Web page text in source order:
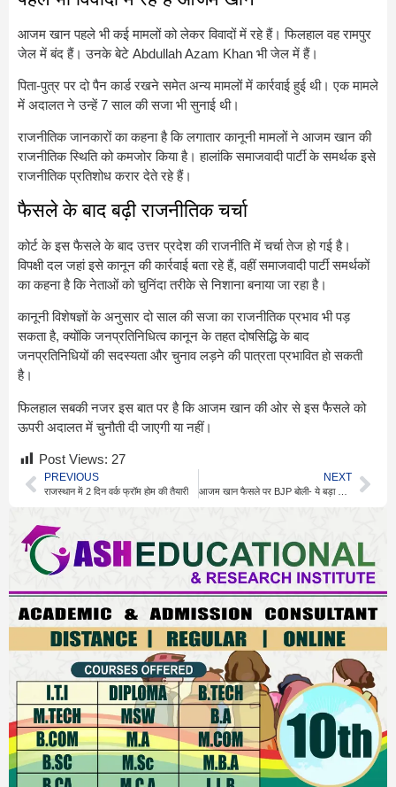
आजम खान पहले भी कई मामलों को लेकर विवादों में रहे हैं। फिलहाल वह रामपुर
जेल में बंद हैं। उनके बेटे Abdullah Azam Khan भी जेल में हैं।
पिता-पुत्र पर दो पैन कार्ड रखने समेत अन्य मामलों में कार्रवाई हुई थी। एक मामले
में अदालत ने उन्हें 7 साल की सजा भी सुनाई थी।
राजनीतिक जानकारों का कहना है कि लगातार कानूनी मामलों ने आजम खान की
राजनीतिक स्थिति को कमजोर किया है। हालांकि समाजवादी पार्टी के समर्थक इसे
राजनीतिक प्रतिशोध करार देते रहे हैं।
फैसले के बाद बढ़ी राजनीतिक चर्चा
कोर्ट के इस फैसले के बाद उत्तर प्रदेश की राजनीति में चर्चा तेज हो गई है।
विपक्षी दल जहां इसे कानून की कार्रवाई बता रहे हैं, वहीं समाजवादी पार्टी समर्थकों
का कहना है कि नेताओं को चुनिंदा तरीके से निशाना बनाया जा रहा है।
कानूनी विशेषज्ञों के अनुसार दो साल की सजा का राजनीतिक प्रभाव भी पड़
सकता है, क्योंकि जनप्रतिनिधित्व कानून के तहत दोषसिद्धि के बाद
जनप्रतिनिधियों की सदस्यता और चुनाव लड़ने की पात्रता प्रभावित हो सकती
है।
फिलहाल सबकी नजर इस बात पर है कि आजम खान की ओर से इस फैसले को
ऊपरी अदालत में चुनौती दी जाएगी या नहीं।
Post Views: 27
PREVIOUS
राजस्थान में 2 दिन वर्क फ्रॉम होम की तैयारी
NEXT